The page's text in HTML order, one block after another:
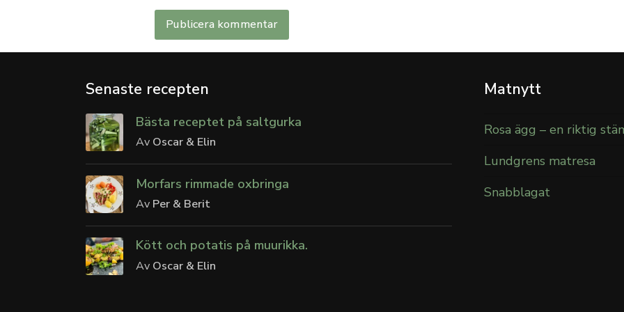
Senaste recepten
Bästa receptet på saltgurka
Av Oscar & Elin
Morfars rimmade oxbringa
Av Per & Berit
Kött och potatis på muurikka.
Av Oscar & Elin
Matnytt
Rosa ägg – en riktig
Lundgrens matresa
Snabblagat